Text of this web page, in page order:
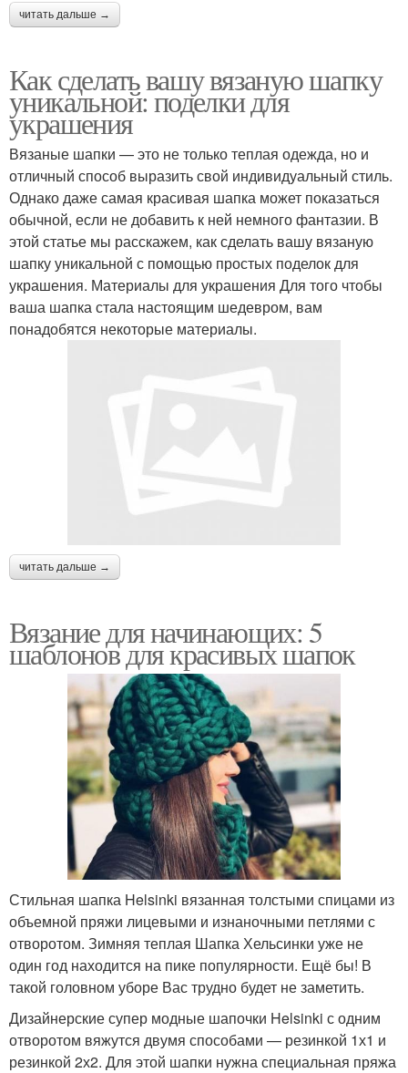
читать дальше →
Как сделать вашу вязаную шапку
уникальной: поделки для
украшения
Вязаные шапки — это не только теплая одежда, но и
отличный способ выразить свой индивидуальный стиль.
Однако даже самая красивая шапка может показаться
обычной, если не добавить к ней немного фантазии. В
этой статье мы расскажем, как сделать вашу вязаную
шапку уникальной с помощью простых поделок для
украшения. Материалы для украшения Для того чтобы
ваша шапка стала настоящим шедевром, вам
понадобятся некоторые материалы.
читать дальше →
Вязание для начинающих: 5
шаблонов для красивых шапок
Стильная шапка Helsinki вязанная толстыми спицами из
объемной пряжи лицевыми и изнаночными петлями с
отворотом. Зимняя теплая Шапка Хельсинки уже не
один год находится на пике популярности. Ещё бы! В
такой головном уборе Вас трудно будет не заметить.
Дизайнерские супер модные шапочки Helsinki с одним
отворотом вяжутся двумя способами — резинкой 1х1 и
резинкой 2х2. Для этой шапки нужна специальная пряжа